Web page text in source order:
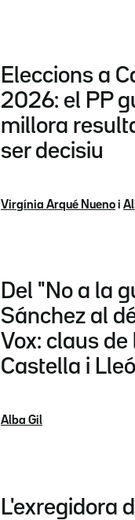
Eleccions a
2026: el PP
millora
ser decisiu
Virgínia Arqué Nueno i
Del "No a la
Sánchez al
Vox: claus
Castella i Lleó
Alba Gil
L'exregidora